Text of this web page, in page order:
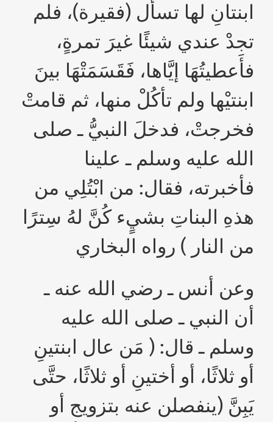
ابنتانِ لها تسأَل (فقيرة)، فلم
تجدْ عندي شيئًا غيرَ تمرةٍ،
فأَعطيتُهَا إيَّاها، فَقَسَمَتْهَا بينَ
ابنتيْها ولم تأكُلْ منها، ثم قامتْ
فخرجتْ، فدخلَ النبيُّ ـ صلى
الله عليه وسلم ـ علينا
فأخبرته، فقال: من ابْتُلِي من
هذهِ البناتِ بشيٍء كُنَّ لهُ سِترًا
من النار ) رواه البخاري
وعن أنس ـ رضي الله عنه ـ
أن النبي ـ صلى الله عليه
وسلم ـ قال: ( مَن عال ابنتينِ
أو ثلاثًا، أو أختينِ أو ثلاثًا، حتَّى
يَبِنَّ (ينفصلن عنه بتزويج أو